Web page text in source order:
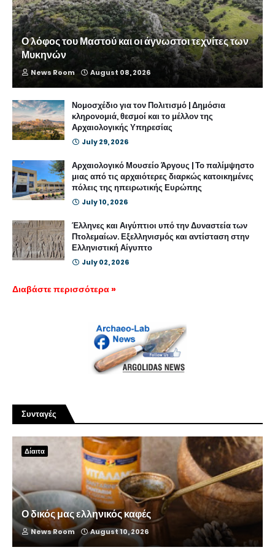
Ο λόφος του Μαστού και οι άγνωστοι τεχνίτες των
Μυκηνών
News Room August 08, 2026
Νομοσχέδιο για τον Πολιτισμό | Δημόσια
κληρονομιά, θεσμοί και το μέλλον της
Αρχαιολογικής Υπηρεσίας
July 29, 2026
Αρχαιολογικό Μουσείο Άργους | Το παλίμψηστο
μιας από τις αρχαιότερες διαρκώς κατοικημένες
πόλεις της ηπειρωτικής Ευρώπης
July 10, 2026
Έλληνες και Αιγύπτιοι υπό την Δυναστεία των
Πτολεμαίων. Εξελληνισμός και αντίσταση στην
Ελληνιστική Αίγυπτο
July 02, 2026
Διαβάστε περισσότερα »
Συνταγές
Δίαιτα
Ο δικός μας ελληνικός καφές
News Room August 10, 2026